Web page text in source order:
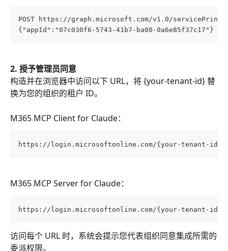
POST https://graph.microsoft.com/v1.0/
{"appId":"07c030f6-5743-41b7-ba00-0a6e85f37c17"}
2. 授予管理员同意
构造并在浏览器中访问以下 URL，将 {your-tenant-id} 替
换为您的组织的租户 ID。
M365 MCP Client for Claude：
https://login.microsoftonline.com/{your-tenant-id}/
M365 MCP Server for Claude：
https://login.microsoftonline.com/{your-tenant-id}/
访问每个 URL 时，系统会提示您代表组织同意集成所需的
委派权限。